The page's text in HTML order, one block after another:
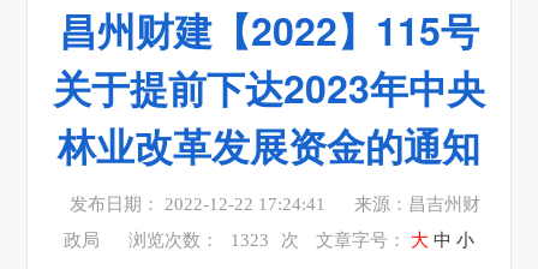
昌州财建【2022】115号
关于提前下达2023年中央
林业改革发展资金的通知
发布日期： 2022-12-22 17:24:41
来源：昌吉州财
政局
浏览次数： 1323 次 文章字号： 大 中 小